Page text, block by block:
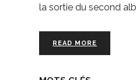
la sortie du second
READ MORE